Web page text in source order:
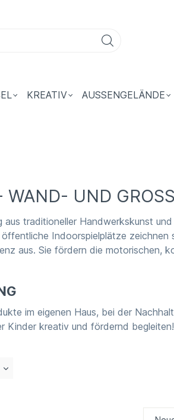
KREATIV AUSSENGELÄNDE
UND
traditioneller Handwerkskunst
Indoorspielplätze zeichnen
aus. Sie fördern die motorischen,
im eigenen Haus, bei der
Kinder kreativ und fördernd begleiten!